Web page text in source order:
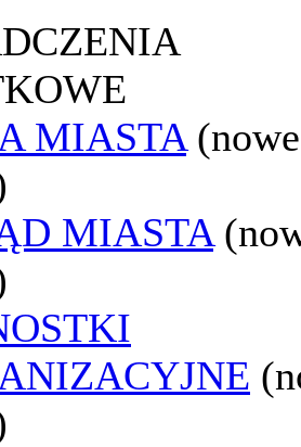
MIASTA (nowe
MIASTA